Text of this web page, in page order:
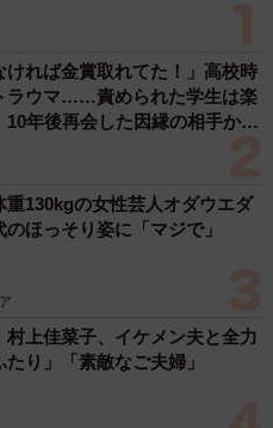
崇拝者 Rikutoさん）
たのは？
入に至りました」
のは？
ければ金賞取れてた！」高校時
ラウマ……責められた学生は楽
年後再会した因縁の相手から
重130kgの女性芸人オダウエダ
ほっそり姿に「マジで」
村上佳菜子、イケメン夫と全力
り」「素敵なご夫婦」